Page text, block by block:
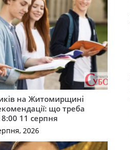
на Житомирщині
що треба
11 серпня
2026